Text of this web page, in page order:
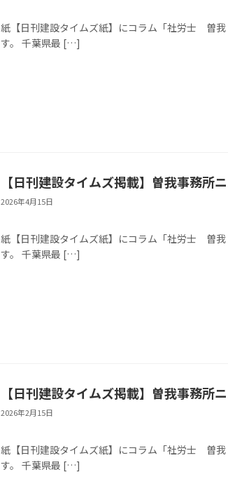
※本記事は、千
紙【日刊建設タイムズ紙】にコラム「社労士 曽
す。 千葉県最 […]
【日刊建設タイムズ掲載】曽我事務
2026年4月15日
※本記事は、千
紙【日刊建設タイムズ紙】にコラム「社労士 曽
す。 千葉県最 […]
【日刊建設タイムズ掲載】曽我事務
2026年2月15日
※本記事は、千
紙【日刊建設タイムズ紙】にコラム「社労士 曽
す。 千葉県最 […]